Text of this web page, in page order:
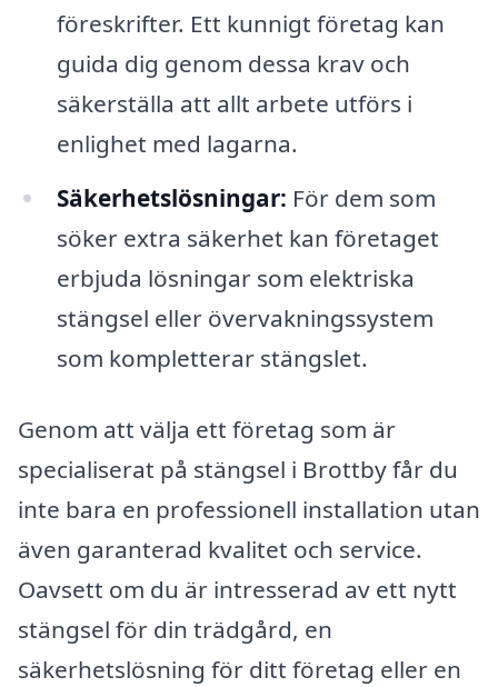
föreskrifter. Ett kunnigt företag kan
guida dig genom dessa krav och
säkerställa att allt arbete utförs i
enlighet med lagarna.
Säkerhetslösningar: För dem som
söker extra säkerhet kan företaget
erbjuda lösningar som elektriska
stängsel eller övervakningssystem
som kompletterar stängslet.
Genom att välja ett företag som är
specialiserat på stängsel i Brottby får du
inte bara en professionell installation utan
även garanterad kvalitet och service.
Oavsett om du är intresserad av ett nytt
stängsel för din trädgård, en
säkerhetslösning för ditt företag eller en